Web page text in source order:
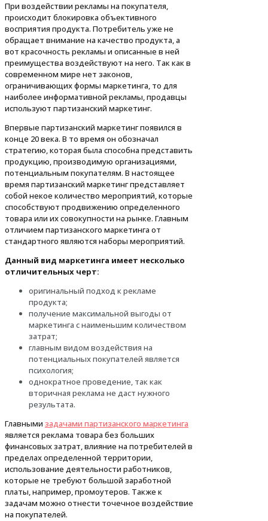
При воздействии рекламы на покупателя,
происходит блокировка объективного
восприятия продукта. Потребитель уже не
обращает внимание на качество продукта, а
вот красочность рекламы и описанные в ней
преимущества воздействуют на него. Так как в
современном мире нет законов,
ограничивающих формы маркетинга, то для
наиболее информативной рекламы, продавцы
используют партизанский маркетинг.
Впервые партизанский маркетинг появился в
конце 20 века. В то время он обозначал
стратегию, которая была способна представить
продукцию, производимую организациями,
потенциальным покупателям. В настоящее
время партизанский маркетинг представляет
собой некое количество мероприятий, которые
способствуют продвижению определенного
товара или их совокупности на рынке. Главным
отличием партизанского маркетинга от
стандартного являются наборы мероприятий.
Данный вид маркетинга имеет несколько
отличительных черт:
оригинальный подход к рекламе
продукта;
получение максимальной выгоды от
маркетинга с наименьшим количеством
затрат;
главным видом воздействия на
потенциальных покупателей является
психология;
однократное проведение, так как
вторичная реклама не даст нужного
результата.
Главными задачами партизанского маркетинга
является реклама товара без больших
финансовых затрат, влияние на потребителей в
пределах определенной территории,
использование деятельности работников,
которые не требуют большой заработной
платы, например, промоутеров. Также к
задачам можно отнести точечное воздействие
на покупателей.